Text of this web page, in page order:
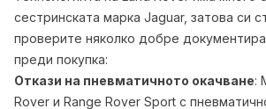
сестринската марка Jaguar, затова си
проверите няколко добре
преди покупка:
Откази на пневматичното окачване:
Rover и Range Rover Sport с